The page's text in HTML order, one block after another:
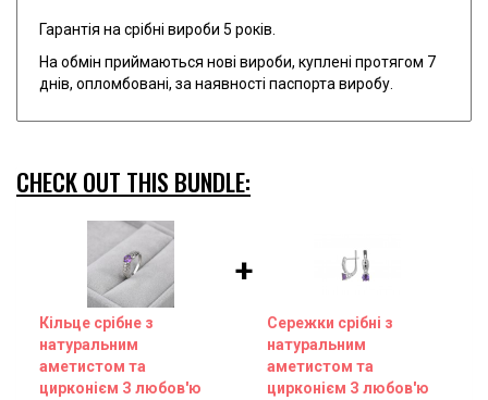
Гарантія на срібні вироби 5 років.
На обмін приймаються нові вироби, куплені протягом 7
днів, опломбовані, за наявності паспорта виробу.
CHECK OUT THIS BUNDLE:
Кільце срібне з
натуральним
аметистом та
цирконієм З любов'ю
+
Сережки срібні з
натуральним
аметистом та
цирконієм З любов'ю